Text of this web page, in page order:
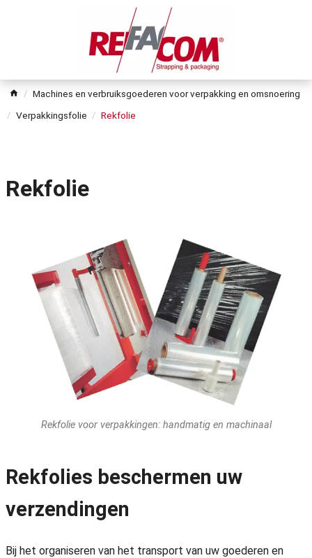
Machines en verbruiksgoederen voor verpakking en omsnoering
Verpakkingsfolie
Rekfolie
Rekfolie
Rekfolie voor verpakkingen: handmatig en machinaal
Rekfolies beschermen uw
verzendingen
Bij het organiseren van het transport van uw goederen en